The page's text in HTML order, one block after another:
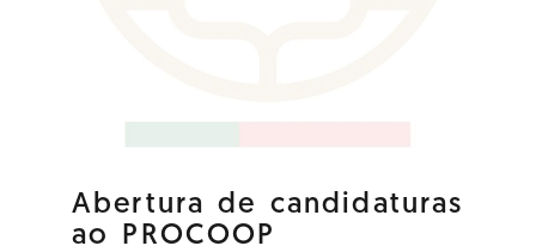
Abertura de candidaturas
ao PROCOOP